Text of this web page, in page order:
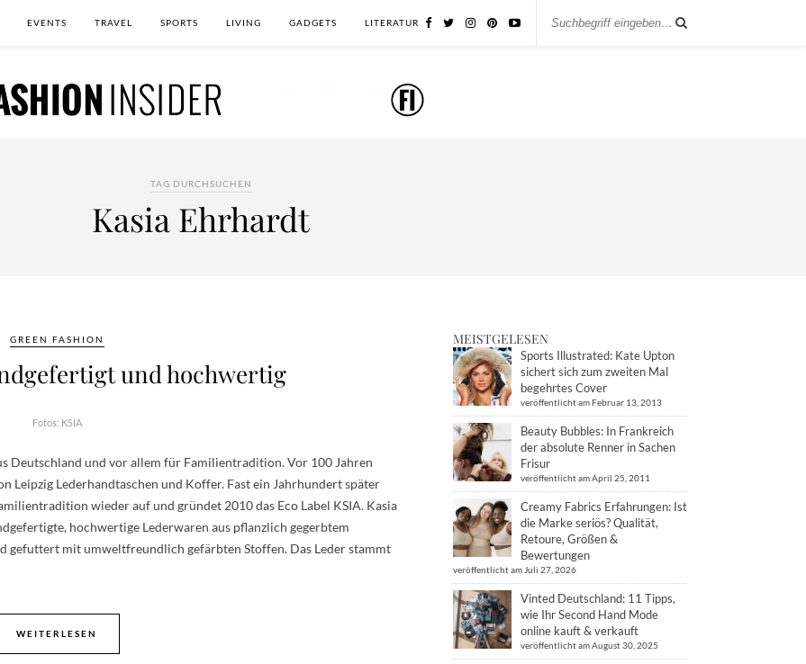
EVENTS TRAVEL SPORTS LIVING GADGETS LITERATUR
TAG DURCHSUCHEN
Kasia Ehrhardt
GREEN FASHION
und hochwertig
Fotos: KSIA
Deutschland und vor allem für Familientradition. Vor 100 Jahren
Leipzig Lederhandtaschen und Koffer. Fast ein Jahrhundert später
wieder auf und gründet 2010 das Eco Label KSIA. Kasia
hochwertige Lederwaren aus pflanzlich gegerbtem
gefuttert mit umweltfreundlich gefärbten Stoffen. Das Leder stammt
WEITERLESEN
MEISTGELESEN
Sports Illustrated: Kate Upton
sichert sich zum zweiten Mal
begehrtes Cover
veröffentlicht am Februar 13, 2013
Beauty Bubbles: In Frankreich
der absolute Renner in Sachen
Frisur
veröffentlicht am April 25, 2011
Creamy Fabrics Erfahrungen: Ist
die Marke seriös? Qualität,
Retoure, Größen &
Bewertungen
veröffentlicht am Juli 27, 2026
Vinted Deutschland: 11 Tipps,
wie Ihr Second Hand Mode
online kauft & verkauft
veröffentlicht am August 30, 2025